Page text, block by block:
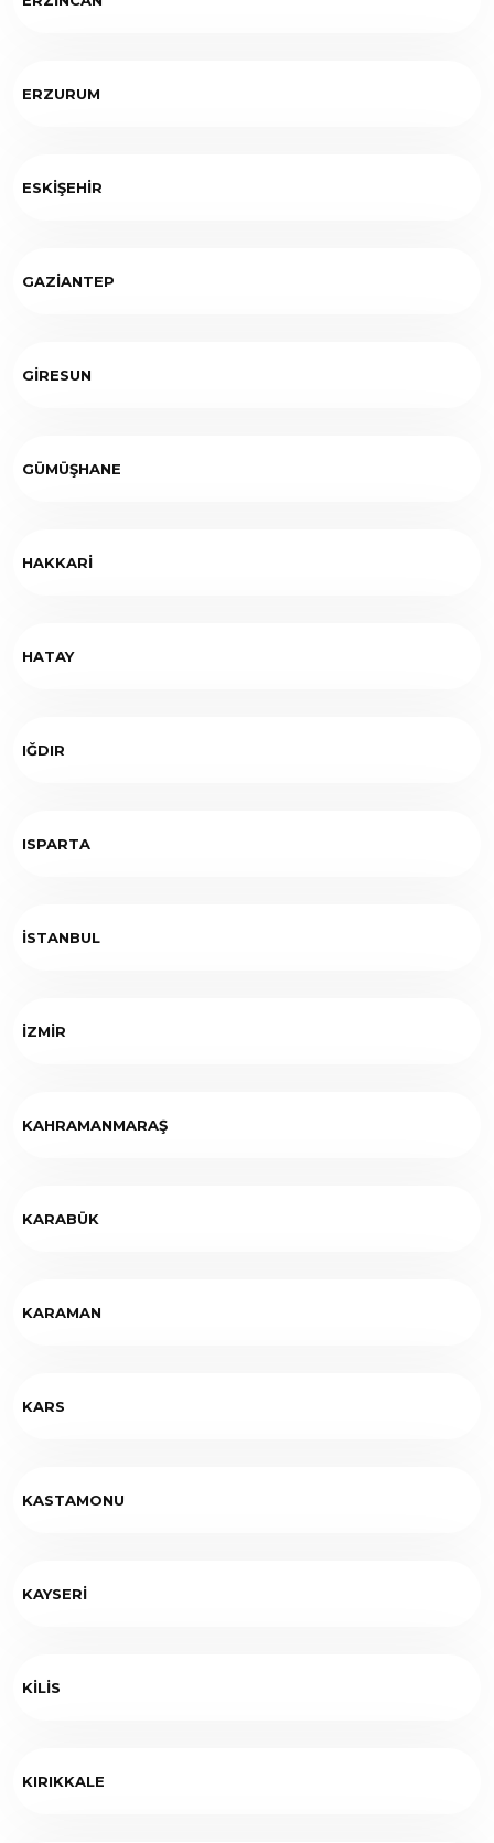
ERZURUM
ESKİŞEHİR
GAZİANTEP
GİRESUN
GÜMÜŞHANE
HAKKARİ
HATAY
IĞDIR
ISPARTA
İSTANBUL
İZMİR
KAHRAMANMARAŞ
KARABÜK
KARAMAN
KARS
KASTAMONU
KAYSERİ
KİLİS
KIRIKKALE